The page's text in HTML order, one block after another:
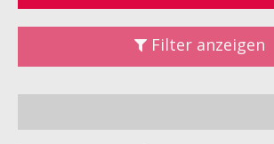
Filter anzeigen